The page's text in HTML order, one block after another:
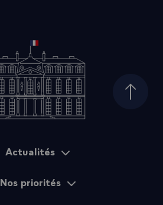
Haut
Actualités
Nos priorités